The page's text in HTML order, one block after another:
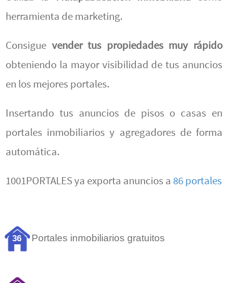
herramienta de marketing.
Consigue vender tus propiedades muy rápido
obteniendo la mayor visibilidad de tus anuncios
en los mejores portales.
Insertando tus anuncios de pisos o casas en
portales inmobiliarios y agregadores de forma
automática.
1001PORTALES ya exporta anuncios a 86 portales
36 Portales inmobiliarios gratuitos